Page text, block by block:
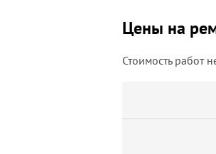
Цены на
Стоимость работ